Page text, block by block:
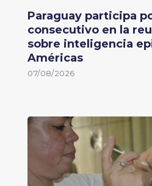
Paraguay participa
consecutivo en la
sobre inteligencia
Américas
07/08/2026